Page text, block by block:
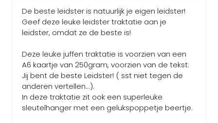
De beste leidster is natuurlijk je eigen leidster!
Geef deze leuke leidster traktatie aan je
leidster, omdat ze de beste is!
Deze leuke juffen traktatie is voorzien van een
A6 kaartje van 250gram, voorzien van de tekst:
Jij bent de beste Leidster! ( sst niet tegen de
anderen vertellen...).
In deze traktatie zit ook een superleuke
sleutelhanger met een gelukspoppetje beertje.